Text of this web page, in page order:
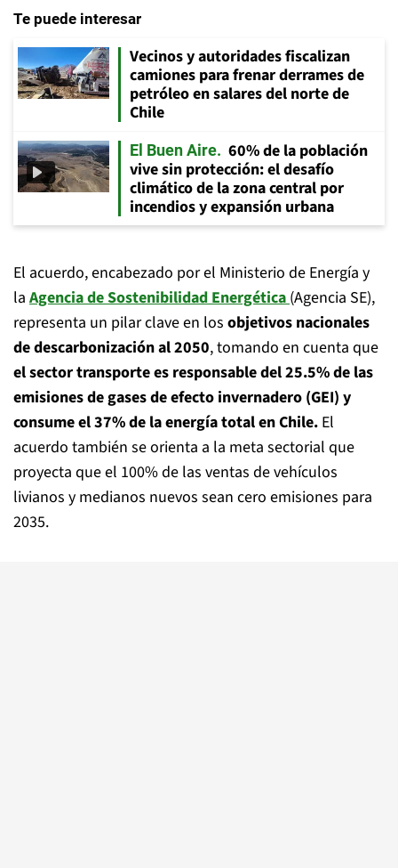
Te puede interesar
Vecinos y autoridades fiscalizan
camiones para frenar derrames de
petróleo en salares del norte de
Chile
El Buen Aire
60% de la población
vive sin protección: el desafío
climático de la zona central por
incendios y expansión urbana
El acuerdo, encabezado por el Ministerio de Energía y
la Agencia de Sostenibilidad Energética (Agencia SE),
representa un pilar clave en los objetivos nacionales
de descarbonización al 2050, tomando en cuenta que
el sector transporte es responsable del 25.5% de las
emisiones de gases de efecto invernadero (GEI) y
consume el 37% de la energía total en Chile. El
acuerdo también se orienta a la meta sectorial que
proyecta que el 100% de las ventas de vehículos
livianos y medianos nuevos sean cero emisiones para
2035.